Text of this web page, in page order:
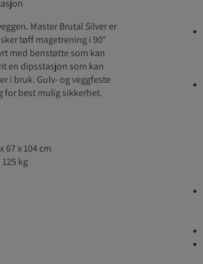
Master Brutal Silver er
tøff magetrening i 90°
med benstøtte som kan
en dipsstasjon som kan
i bruk. Gulv- og veggfeste
for best mulig sikkerhet.
67 x 104 cm
kg